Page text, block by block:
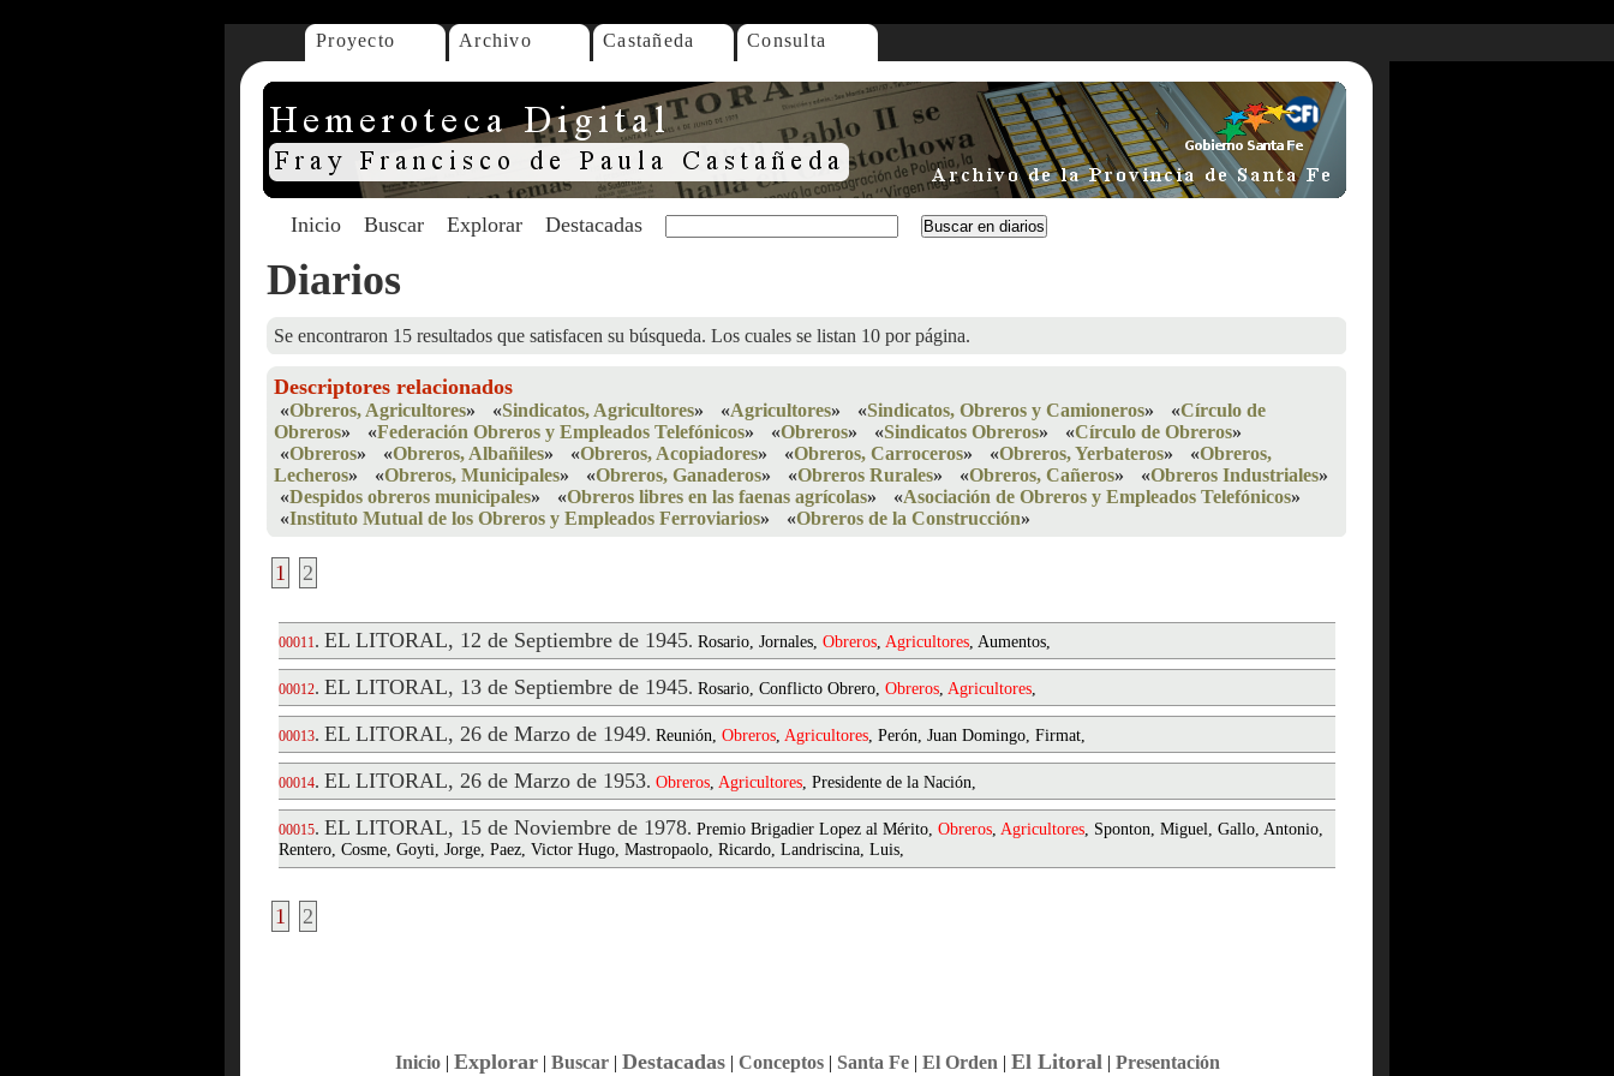
Proyecto Archivo Castañeda Consulta
Inicio Buscar Explorar Destacadas
Diarios
Se encontraron 15 resultados que satisfacen su búsqueda. Los cuales se listan 10 por página.
Descriptores relacionados
«Obreros, Agricultores» «Sindicatos, Agricultores» «Agricultores» «Sindicatos, Obreros y Camioneros» «Círculo de
Obreros» «Federación Obreros y Empleados Telefónicos» «Obreros» «Sindicatos Obreros» «Círculo de Obreros»
«Obreros» «Obreros, Albañiles» «Obreros, Acopiadores» «Obreros, Carroceros» «Obreros, Yerbateros» «Obreros,
Lecheros» «Obreros, Municipales» «Obreros, Ganaderos» «Obreros Rurales» «Obreros, Cañeros» «Obreros Industriales»
«Despidos obreros municipales» «Obreros libres en las faenas agrícolas» «Asociación de Obreros y Empleados Telefónicos»
«Instituto Mutual de los Obreros y Empleados Ferroviarios» «Obreros de la Construcción»
1 2
00011. EL LITORAL, 12 de Septiembre de 1945. Rosario, Jornales, Obreros, Agricultores, Aumentos,
00012. EL LITORAL, 13 de Septiembre de 1945. Rosario, Conflicto Obrero, Obreros, Agricultores,
00013. EL LITORAL, 26 de Marzo de 1949. Reunión, Obreros, Agricultores, Perón, Juan Domingo, Firmat,
00014. EL LITORAL, 26 de Marzo de 1953. Obreros, Agricultores, Presidente de la Nación,
00015. EL LITORAL, 15 de Noviembre de 1978. Premio Brigadier Lopez al Mérito, Obreros, Agricultores, Sponton, Miguel, Gallo, Antonio,
Rentero, Cosme, Goyti, Jorge, Paez, Victor Hugo, Mastropaolo, Ricardo, Landriscina, Luis,
1 2
Inicio| Explorar| Buscar| Destacadas| Conceptos| Santa Fe| El Orden | El Litoral | Presentación